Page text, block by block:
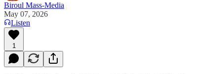
Biroul Mass-Media
May 07, 2026
Listen
1